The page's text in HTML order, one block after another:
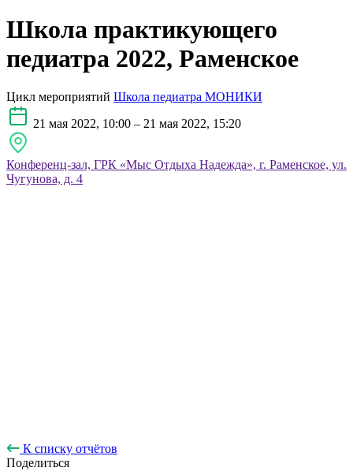
Школа практикующего
педиатра 2022, Раменское
Цикл мероприятий Школа педиатра МОНИКИ
21 мая 2022, 10:00 – 21 мая 2022, 15:20
Конференц-зал, ГРК «Мыс Отдыха Надежда», г. Раменское, ул.
Чугунова, д. 4
К списку отчётов
Поделиться